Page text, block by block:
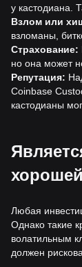
у кастодиана.
Взлом или
взломаны,
Страхование:
но она может
Репутация:
Coinbase
кастодианы
Любая
Однако такие
волатильным
должен